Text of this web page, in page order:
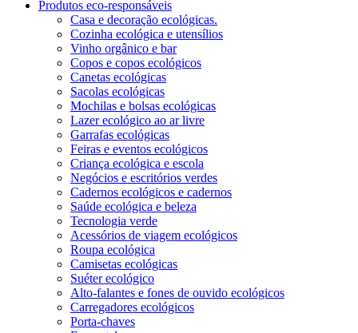
Produtos eco-responsáveis
Casa e decoração ecológicas.
Cozinha ecológica e utensílios
Vinho orgânico e bar
Copos e copos ecológicos
Canetas ecológicas
Sacolas ecológicas
Mochilas e bolsas ecológicas
Lazer ecológico ao ar livre
Garrafas ecológicas
Feiras e eventos ecológicos
Criança ecológica e escola
Negócios e escritórios verdes
Cadernos ecológicos e cadernos
Saúde ecológica e beleza
Tecnologia verde
Acessórios de viagem ecológicos
Roupa ecológica
Camisetas ecológicas
Suéter ecológico
Alto-falantes e fones de ouvido ecológicos
Carregadores ecológicos
Porta-chaves